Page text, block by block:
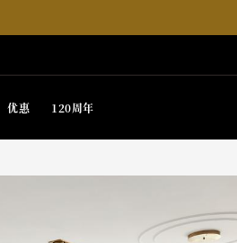
优惠 120周年